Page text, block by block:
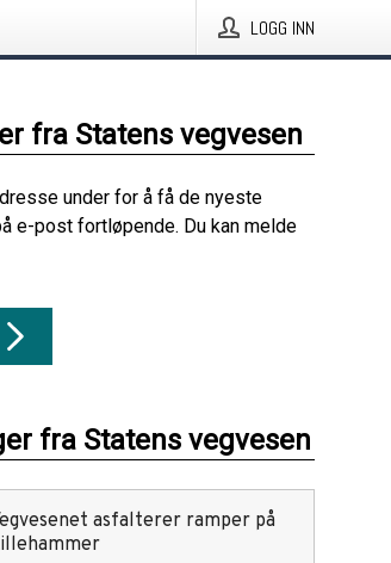
LOGG INN
fra Statens vegvesen
under for å få de nyeste
e-post fortløpende. Du kan melde
fra Statens vegvesen
asfalterer ramper på